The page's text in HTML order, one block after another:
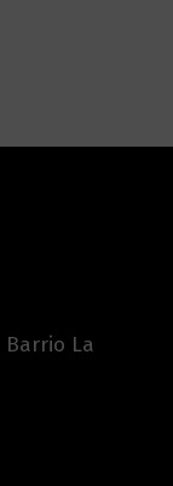
Barrio La